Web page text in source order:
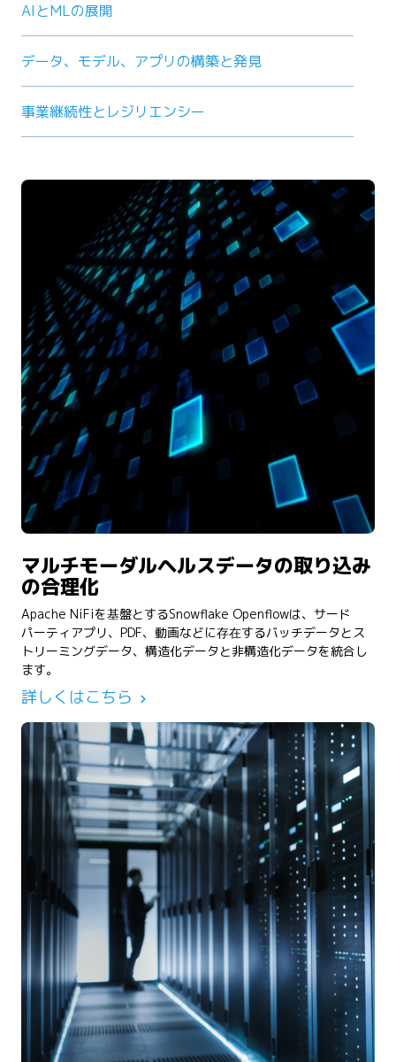
AIとMLの展開
データ、モデル、アプリの構築と発見
事業継続性とレジリエンシー
マルチモーダルヘルスデータの取り込み
の合理化
Apache NiFiを基盤とするSnowflake Openflowは、サード
パーティアプリ、PDF、動画などに存在するバッチデータとス
トリーミングデータ、構造化データと非構造化データを統合し
ます。
詳しくはこちら